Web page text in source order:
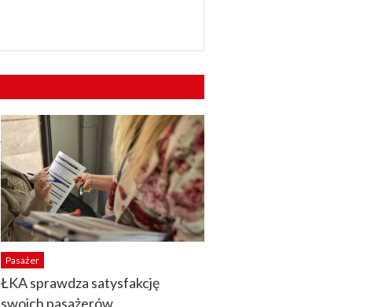
Pasażer
ŁKA sprawdza satysfakcję
swoich pasażerów